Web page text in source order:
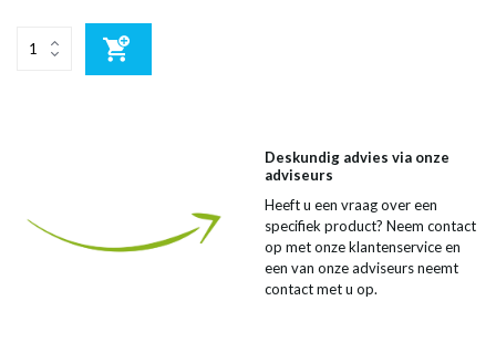
Deskundig advies via onze
adviseurs
Heeft u een vraag over een
specifiek product? Neem contact
op met onze klantenservice en
een van onze adviseurs neemt
contact met u op.